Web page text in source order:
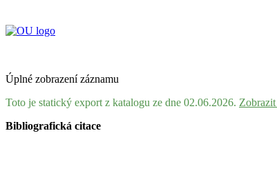
Úplné zobrazení záznamu
Toto je statický export z katalogu ze dne 02.06.2026.
Bibliografická citace